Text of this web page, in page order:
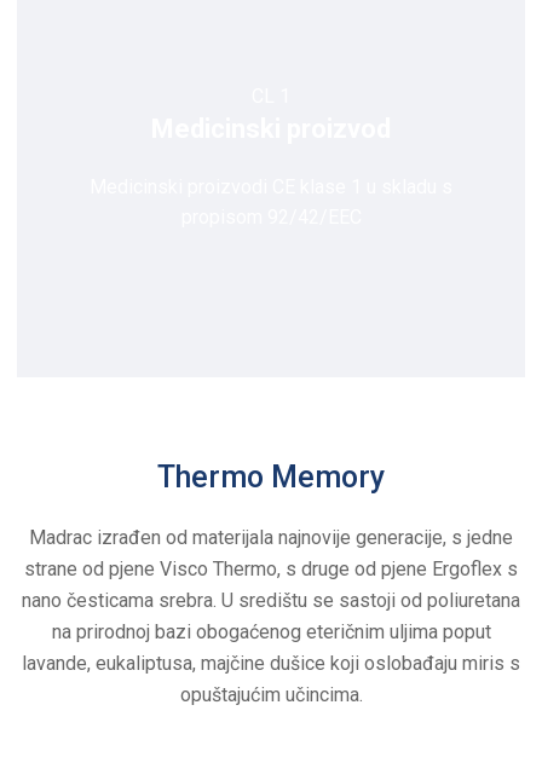
Thermo Memory
Madrac izrađen od materijala najnovije generacije, s jedne
strane od pjene Visco Thermo, s druge od pjene Ergoflex s
nano česticama srebra. U središtu se sastoji od poliuretana
na prirodnoj bazi obogaćenog eteričnim uljima poput
lavande, eukaliptusa, majčine dušice koji oslobađaju miris s
opuštajućim učincima.